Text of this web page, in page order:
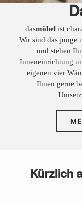
dasmöbelist
Wir sind das junge
und stehen
Inneneinrichtung
eigenen vier
Ihnen gerne
Kürzlich